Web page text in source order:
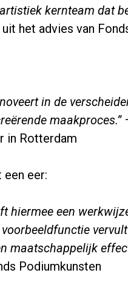
kernteam dat
het advies van
in de
maakproces.”
in Rotterdam
een eer:
hiermee een
maatschappelijk
Podiumkunsten